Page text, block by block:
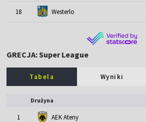
18 Westerlo
GRECJA: Super League
Tabela Wyniki
Drużyna
1 AEK Ateny